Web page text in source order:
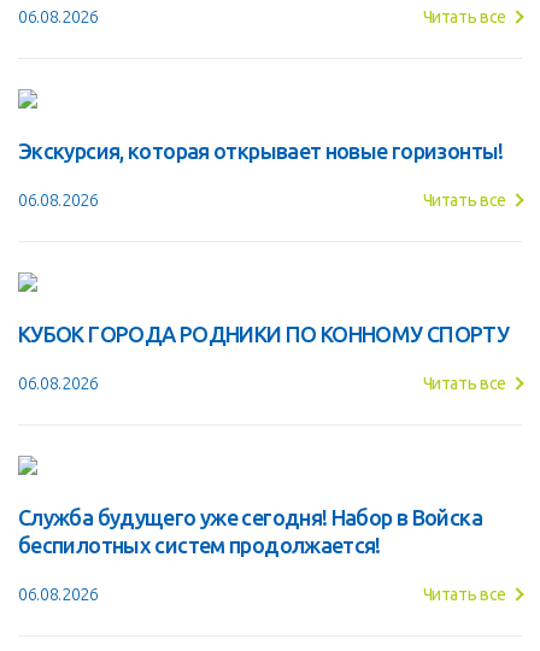
06.08.2026 Читать все
Экскурсия, которая открывает новые горизонты!
06.08.2026 Читать все
КУБОК ГОРОДА РОДНИКИ ПО КОННОМУ СПОРТУ
06.08.2026 Читать все
Служба будущего уже сегодня! Набор в Войска
беспилотных систем продолжается!
06.08.2026 Читать все